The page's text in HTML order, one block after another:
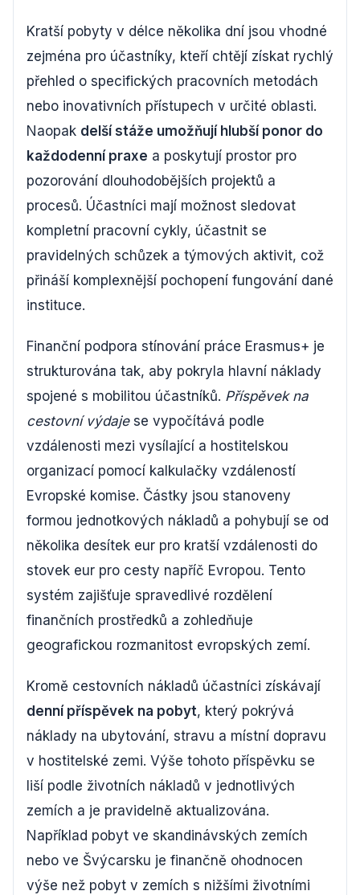
Kratší pobyty v délce několika dní jsou vhodné
zejména pro účastníky, kteří chtějí získat rychlý
přehled o specifických pracovních metodách
nebo inovativních přístupech v určité oblasti.
Naopak delší stáže umožňují hlubší ponor do
každodenní praxe a poskytují prostor pro
pozorování dlouhodobějších projektů a
procesů. Účastníci mají možnost sledovat
kompletní pracovní cykly, účastnit se
pravidelných schůzek a týmových aktivit, což
přináší komplexnější pochopení fungování dané
instituce.
Finanční podpora stínování práce Erasmus+ je
strukturována tak, aby pokryla hlavní náklady
spojené s mobilitou účastníků. Příspěvek na
cestovní výdajese vypočítává podle
vzdálenosti mezi vysílající a hostitelskou
organizací pomocí kalkulačky vzdáleností
Evropské komise. Částky jsou stanoveny
formou jednotkových nákladů a pohybují se od
několika desítek eur pro kratší vzdálenosti do
stovek eur pro cesty napříč Evropou. Tento
systém zajišťuje spravedlivé rozdělení
finančních prostředků a zohledňuje
geografickou rozmanitost evropských zemí.
Kromě cestovních nákladů účastníci získávají
denní příspěvek na pobyt, který pokrývá
náklady na ubytování, stravu a místní dopravu
v hostitelské zemi. Výše tohoto příspěvku se
liší podle životních nákladů v jednotlivých
zemích a je pravidelně aktualizována.
Například pobyt ve skandinávských zemích
nebo ve Švýcarsku je finančně ohodnocen
výše než pobyt v zemích s nižšími životními